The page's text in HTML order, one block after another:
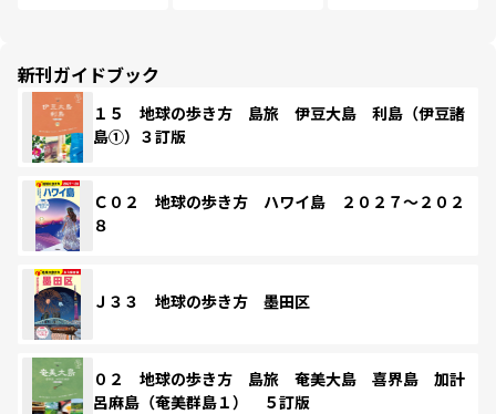
新刊ガイドブック
１５ 地球の歩き方 島旅 伊豆大島 利島（伊豆諸
島①）３訂版
Ｃ０２ 地球の歩き方 ハワイ島 ２０２７～２０２
８
Ｊ３３ 地球の歩き方 墨田区
０２ 地球の歩き方 島旅 奄美大島 喜界島 加計
呂麻島（奄美群島１） ５訂版